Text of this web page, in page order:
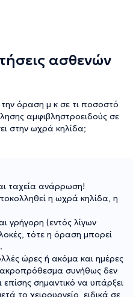
ασθενών
όραση μ κ σε τι ποσοστό
αμφιβληστροειδούς σε
στην ωχρά κηλίδα;
ταχεία ανάρρωση!
η ωχρά κηλίδα, η
γρήγορη (εντός λίγων
τότε η όραση μπορεί
ώρες ή ακόμα και ημέρες
συνήθως δεν
σημαντικό να υπάρξει
το χειρουργείο, ειδικά σε